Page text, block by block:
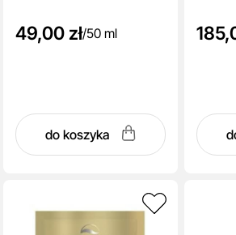
49,00 zł/50 ml
do koszyka